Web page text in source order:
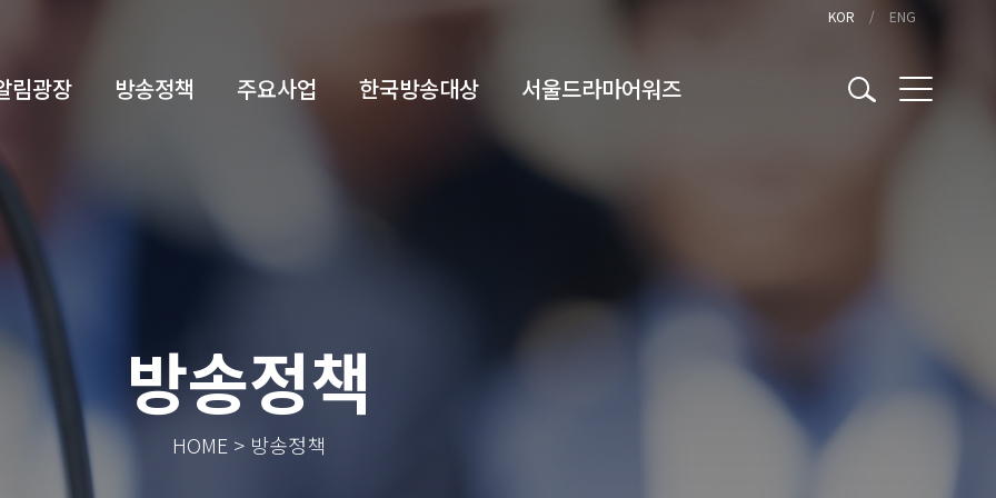
KOR ENG
림광장 방송정책 주요사업 한국방송대상 서울드라마어워즈
방송정책
HOME > 방송정책